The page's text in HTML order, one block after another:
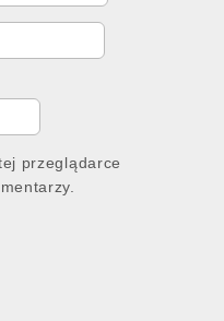
przeglądarce